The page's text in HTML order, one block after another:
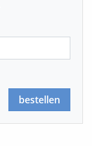
bestellen